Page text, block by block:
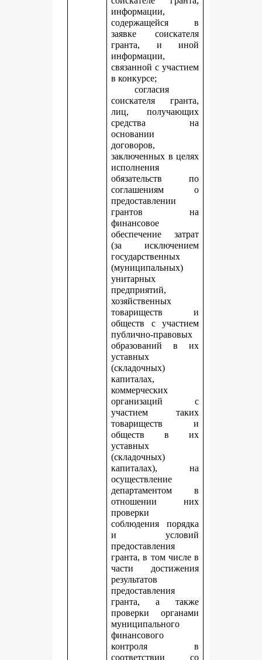
информации,
содержащейся в
заявке соискателя
гранта, и иной
информации,
связанной с участием
в конкурсе;
согласия
соискателя гранта,
лиц, получающих
средства на
основании
договоров,
заключенных в целях
исполнения
обязательств по
соглашениям о
предоставлении
грантов на
финансовое
обеспечение затрат
(за исключением
государственных
(муниципальных)
унитарных
предприятий,
хозяйственных
товариществ и
обществ с участием
публично-правовых
образований в их
уставных
(складочных)
капиталах,
коммерческих
организаций с
участием таких
товариществ и
обществ в их
уставных
(складочных)
капиталах), на
осуществление
департаментом в
отношении них
проверки
соблюдения порядка
и условий
предоставления
гранта, в том числе в
части достижения
результатов
предоставления
гранта, а также
проверки органами
муниципального
финансового
контроля в
соответствии со